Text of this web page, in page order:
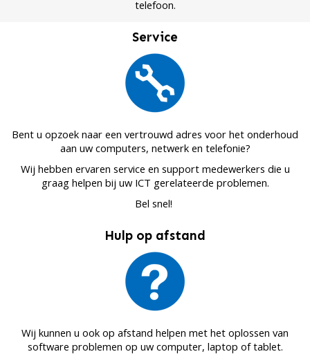
telefoon.
Service
Bent u opzoek naar een vertrouwd adres voor het onderhoud
aan uw computers, netwerk en telefonie?
Wij hebben ervaren service en support medewerkers die u
graag helpen bij uw ICT gerelateerde problemen.
Bel snel!
Hulp op afstand
Wij kunnen u ook op afstand helpen met het oplossen van
software problemen op uw computer, laptop of tablet.